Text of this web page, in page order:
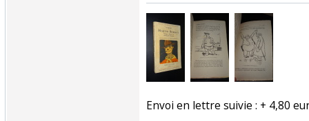
‎Envoi en lettre suivie : + 4,80